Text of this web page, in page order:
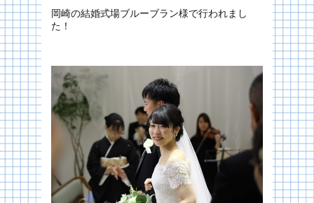
岡崎の結婚式場ブルーブラン様で行われまし
た！